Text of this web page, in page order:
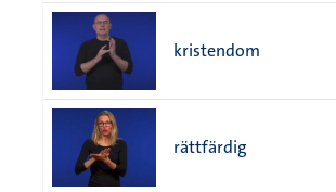
kristendom
rättfärdig